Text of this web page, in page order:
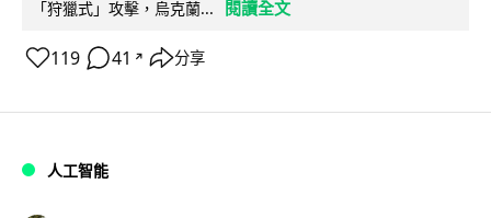
「狩獵式」攻擊，烏克蘭...
閱讀全文
119 41 ↗ 分享
人工智能